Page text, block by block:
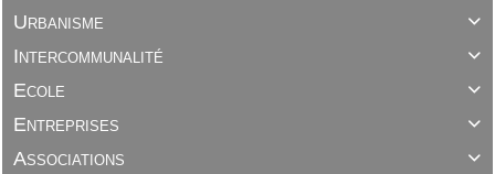

Urbanisme

Intercommunalité

Ecole

Entreprises

Associations